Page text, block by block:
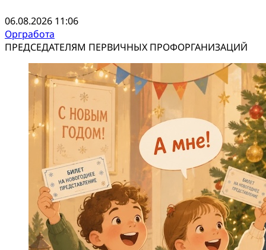
06.08.2026 11:06
Оргработа
ПРЕДСЕДАТЕЛЯМ ПЕРВИЧНЫХ ПРОФОРГАНИЗАЦИЙ